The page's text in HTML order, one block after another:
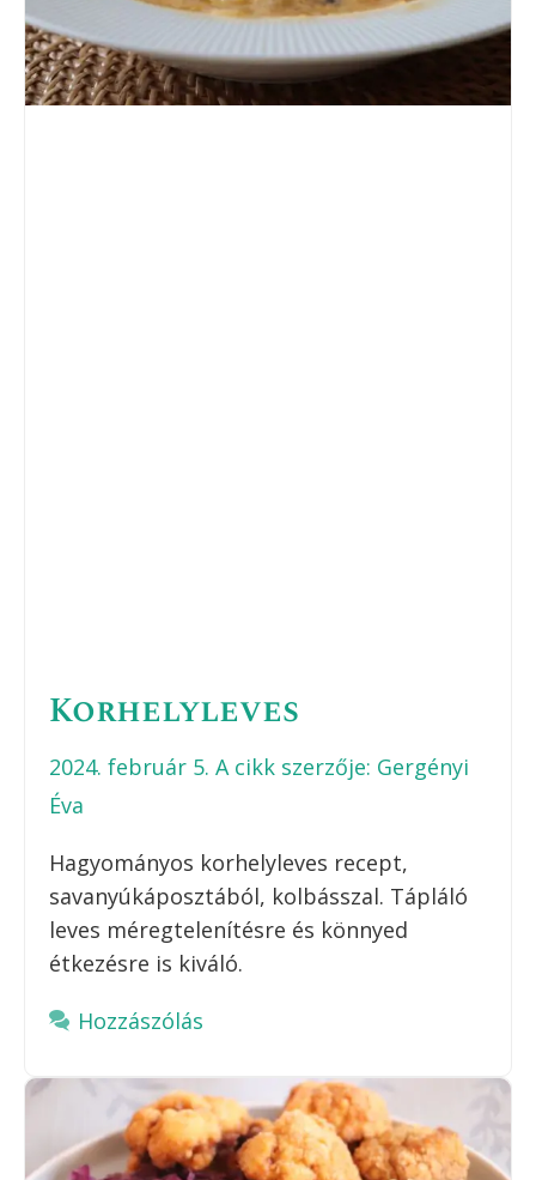
Korhelyleves
2024. február 5. A cikk szerzője: Gergényi
Éva
Hagyományos korhelyleves recept,
savanyúkáposztából, kolbásszal. Tápláló
leves méregtelenítésre és könnyed
étkezésre is kiváló.
Hozzászólás